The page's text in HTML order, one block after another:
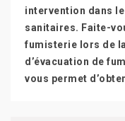
intervention dans
sanitaires. Faite-
fumisterie lors de
d’évacuation de
vous permet